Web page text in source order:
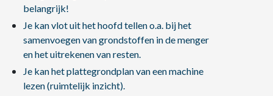
belangrijk!
Je kan vlot uit het hoofd tellen o.a. bij het
samenvoegen van grondstoffen in de menger
en het uitrekenen van resten.
Je kan het plattegrondplan van een machine
lezen (ruimtelijk inzicht).